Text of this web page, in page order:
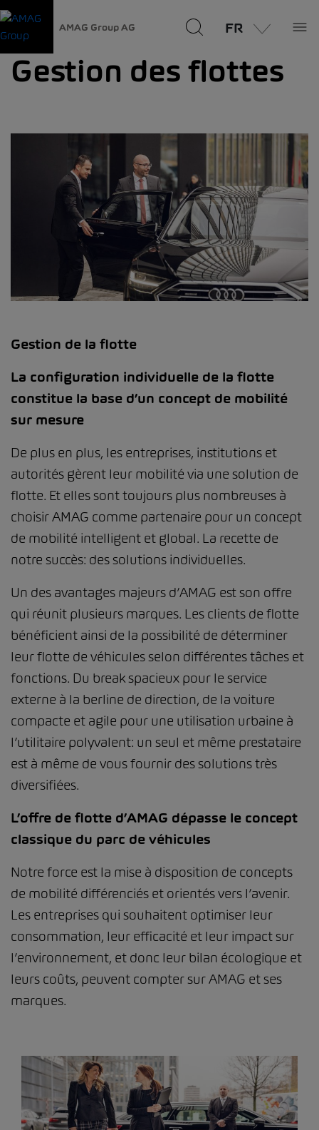
AMAG Group AG FR
Gestion des flottes
Gestion de la flotte
La configuration individuelle de la flotte
constitue la base d’un concept de mobilité
sur mesure
De plus en plus, les entreprises, institutions et
autorités gèrent leur mobilité via une solution de
flotte. Et elles sont toujours plus nombreuses à
choisir AMAG comme partenaire pour un concept
de mobilité intelligent et global. La recette de
notre succès: des solutions individuelles.
Un des avantages majeurs d’AMAG est son offre
qui réunit plusieurs marques. Les clients de flotte
bénéficient ainsi de la possibilité de déterminer
leur flotte de véhicules selon différentes tâches et
fonctions. Du break spacieux pour le service
externe à la berline de direction, de la voiture
compacte et agile pour une utilisation urbaine à
l’utilitaire polyvalent: un seul et même prestataire
est à même de vous fournir des solutions très
diversifiées.
L’offre de flotte d’AMAG dépasse le concept
classique du parc de véhicules
Notre force est la mise à disposition de concepts
de mobilité différenciés et orientés vers l’avenir.
Les entreprises qui souhaitent optimiser leur
consommation, leur efficacité et leur impact sur
l’environnement, et donc leur bilan écologique et
leurs coûts, peuvent compter sur AMAG et ses
marques.